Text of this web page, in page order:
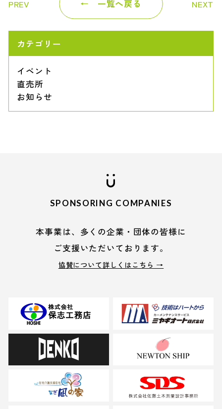
PREV NEXT
一覧へ戻る
カテゴリー
イベント
直売所
お知らせ
SPONSORING COMPANIES
本事業は、多くの企業・団体の皆様に
ご支援いただいております。
協賛について詳しくはこちら →